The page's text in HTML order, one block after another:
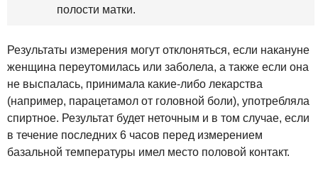
полости матки.
Результаты измерения могут отклоняться, если накануне
женщина переутомилась или заболела, а также если она
не выспалась, принимала какие-либо лекарства
(например, парацетамол от головной боли), употребляла
спиртное. Результат будет неточным и в том случае, если
в течение последних 6 часов перед измерением
базальной температуры имел место половой контакт.